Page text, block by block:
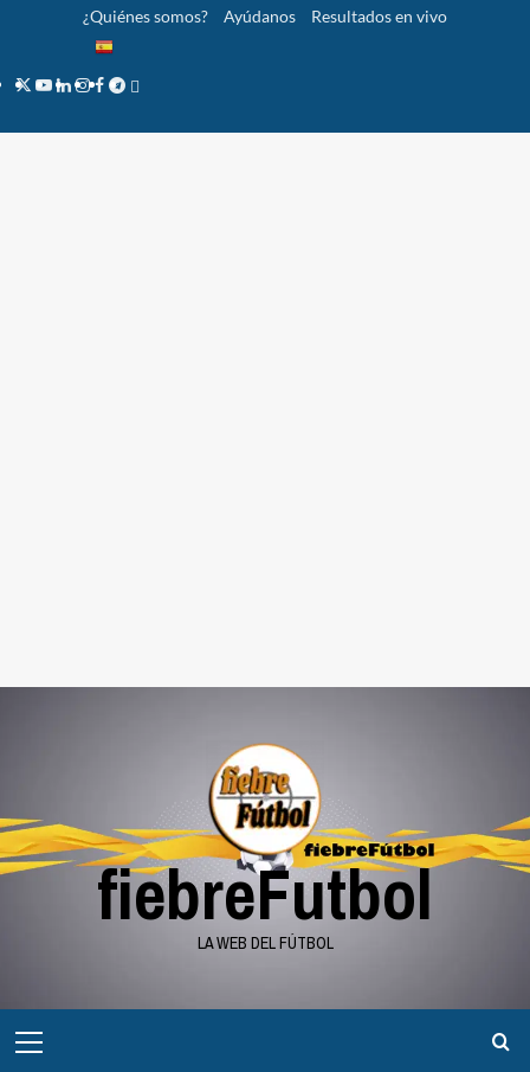
contenido
¿Quiénes somos? Ayúdanos Resultados en vivo
Twitter
YouTube
LinkedIn
Instagram
Facebook
Telegram
PayPal
fiebreFutbol
LA WEB DEL FÚTBOL
principal